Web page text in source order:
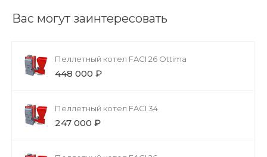
Вас могут заинтересовать
Пеллетный котел FACI 26 Ottima
448 000 ₽
Пеллетный котел FACI 34
247 000 ₽